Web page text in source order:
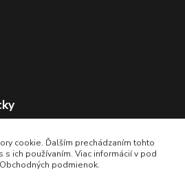
007
cookie. Ďalším prechádzaním tohto
ich používaním. Viac informácií v pod
podmienok.